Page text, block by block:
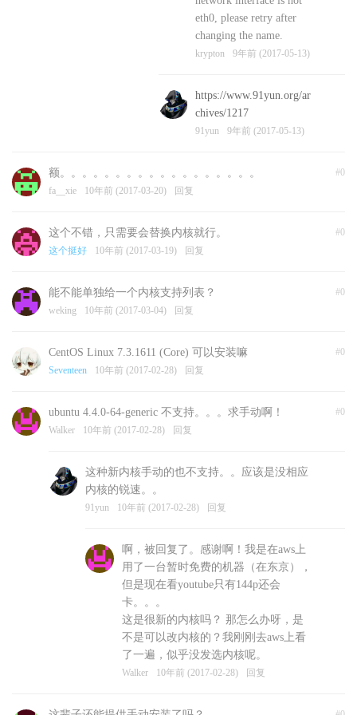
eth0, please retry after
changing the name.
krypton 9年前 (2017-05-13)
https://www.91yun.org/ar
chives/1217
91yun 9年前 (2017-05-13)
#0
额。。。。。。。。。。。。。。。。。。
fa__xie 10年前 (2017-03-20) 回复
#0
这个不错，只需要会替换内核就行。
这个挺好 10年前 (2017-03-19) 回复
#0
能不能单独给一个内核支持列表？
weking 10年前 (2017-03-04) 回复
#0
CentOS Linux 7.3.1611 (Core) 可以安装嘛
Seventeen 10年前 (2017-02-28) 回复
#0
ubuntu 4.4.0-64-generic 不支持。。。求手动啊！
Walker 10年前 (2017-02-28) 回复
这种新内核手动的也不支持。。应该是没相应
内核的锐速。。
91yun 10年前 (2017-02-28) 回复
啊，被回复了。感谢啊！我是在aws上
用了一台暂时免费的机器（在东京），
但是现在看youtube只有144p还会
卡。。。
这是很新的内核吗？ 那怎么办呀，是
不是可以改内核的？我刚刚去aws上看
了一遍，似乎没发选内核呢。
Walker 10年前 (2017-02-28) 回复